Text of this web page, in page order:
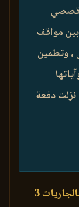
قصصي
مواقف
، وتطمين
نزلت دفعة
{ والذاريات 1 ذروا 1 فالحاملات وقرا2 2 فالجاريات 3